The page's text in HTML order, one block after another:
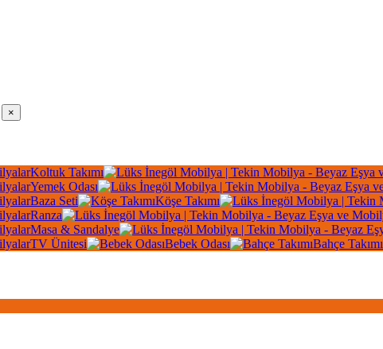
×
Koltuk Takımı
Yemek Odası
Baza Seti
Köşe Takımı
Ranza
Masa & Sandalye
TV Ünitesi
Bebek Odası Bahçe Takımı